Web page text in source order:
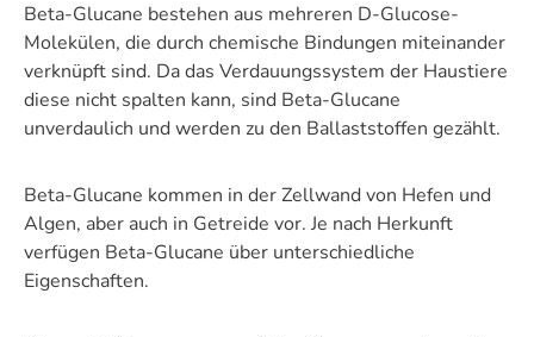
Beta-Glucane bestehen aus mehreren D-Glucose-
Molekülen, die durch chemische Bindungen miteinander
verknüpft sind. Da das Verdauungssystem der Haustiere
diese nicht spalten kann, sind Beta-Glucane
unverdaulich und werden zu den Ballaststoffen gezählt.
Beta-Glucane kommen in der Zellwand von Hefen und
Algen, aber auch in Getreide vor. Je nach Herkunft
verfügen Beta-Glucane über unterschiedliche
Eigenschaften.